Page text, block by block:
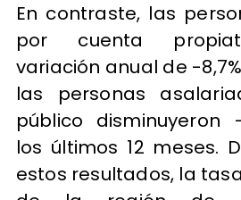
En contraste, las
por cuenta
variación anual de -
las personas
público disminuyeron
los últimos 12 meses.
estos resultados, la